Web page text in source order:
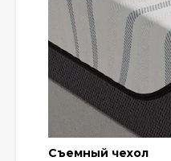
Съемный чехол